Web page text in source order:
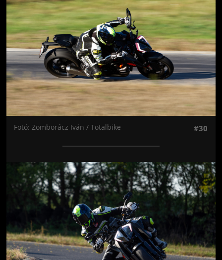
Fotó: Zomborácz Iván / Totalbike #30
Jön még kép!